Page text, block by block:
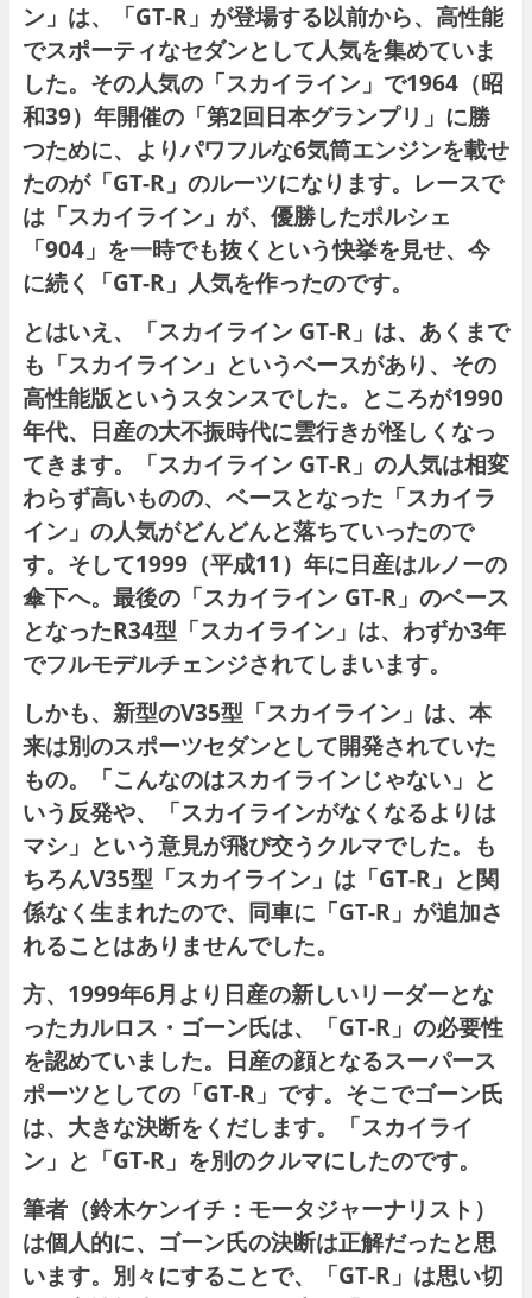
ン」は、「GT-R」が登場する以前から、高性能
でスポーティなセダンとして人気を集めていま
した。その人気の「スカイライン」で1964（昭
和39）年開催の「第2回日本グランプリ」に勝
つために、よりパワフルな6気筒エンジンを載せ
たのが「GT-R」のルーツになります。レースで
は「スカイライン」が、優勝したポルシェ
「904」を一時でも抜くという快挙を見せ、今
に続く「GT-R」人気を作ったのです。
とはいえ、「スカイライン GT-R」は、あくまで
も「スカイライン」というベースがあり、その
高性能版というスタンスでした。ところが1990
年代、日産の大不振時代に雲行きが怪しくなっ
てきます。「スカイライン GT-R」の人気は相変
わらず高いものの、ベースとなった「スカイラ
イン」の人気がどんどんと落ちていったので
す。そして1999（平成11）年に日産はルノーの
傘下へ。最後の「スカイライン GT-R」のベース
となったR34型「スカイライン」は、わずか3年
でフルモデルチェンジされてしまいます。
しかも、新型のV35型「スカイライン」は、本
来は別のスポーツセダンとして開発されていた
もの。「こんなのはスカイラインじゃない」と
いう反発や、「スカイラインがなくなるよりは
マシ」という意見が飛び交うクルマでした。も
ちろんV35型「スカイライン」は「GT-R」と関
係なく生まれたので、同車に「GT-R」が追加さ
れることはありませんでした。
方、1999年6月より日産の新しいリーダーとな
ったカルロス・ゴーン氏は、「GT-R」の必要性
を認めていました。日産の顔となるスーパース
ポーツとしての「GT-R」です。そこでゴーン氏
は、大きな決断をくだします。「スカイライ
ン」と「GT-R」を別のクルマにしたのです。
筆者（鈴木ケンイチ：モータジャーナリスト）
は個人的に、ゴーン氏の決断は正解だったと思
います。別々にすることで、「GT-R」は思い切